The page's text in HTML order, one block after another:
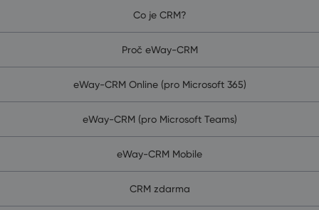
Co je CRM?
Proč eWay-CRM
eWay-CRM Online (pro Microsoft 365)
eWay-CRM (pro Microsoft Teams)
eWay-CRM Mobile
CRM zdarma